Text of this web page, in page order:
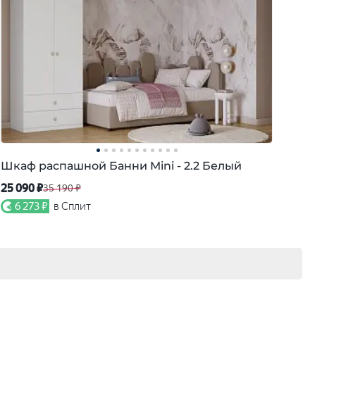
Шкаф распашной Банни Mini - 2.2 Белый
25 090 ₽35 190 ₽
6 273 ₽ в Сплит